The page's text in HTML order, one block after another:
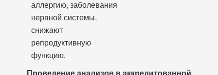
аллергию, заболевания
нервной системы,
снижают
репродуктивную
функцию.
Проведение анализов в аккредитованной